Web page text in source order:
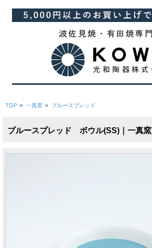
TOP > 一真窯 > ブルースプレッド
ブルースプレッド ボウル(SS)｜一真窯